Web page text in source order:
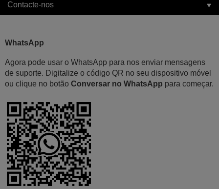
Contacte-nos
WhatsApp
Agora pode usar o WhatsApp para nos enviar mensagens
de suporte. Digitalize o código QR no seu dispositivo móvel
ou clique no botão Conversar no WhatsApp para começar.